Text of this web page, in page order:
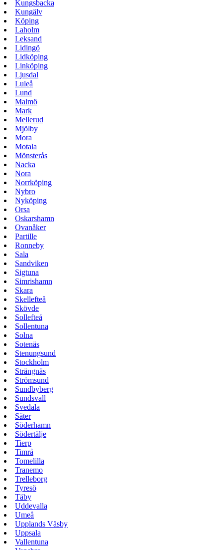
Kungsbacka
Kungälv
Köping
Laholm
Leksand
Lidingö
Lidköping
Linköping
Ljusdal
Luleå
Lund
Malmö
Mark
Mellerud
Mjölby
Mora
Motala
Mönsterås
Nacka
Nora
Norrköping
Nybro
Nyköping
Orsa
Oskarshamn
Ovanåker
Partille
Ronneby
Sala
Sandviken
Sigtuna
Simrishamn
Skara
Skellefteå
Skövde
Sollefteå
Sollentuna
Solna
Sotenäs
Stenungsund
Stockholm
Strängnäs
Strömsund
Sundbyberg
Sundsvall
Svedala
Säter
Söderhamn
Södertälje
Tierp
Timrå
Tomelilla
Tranemo
Trelleborg
Tyresö
Täby
Uddevalla
Umeå
Upplands Väsby
Uppsala
Vallentuna